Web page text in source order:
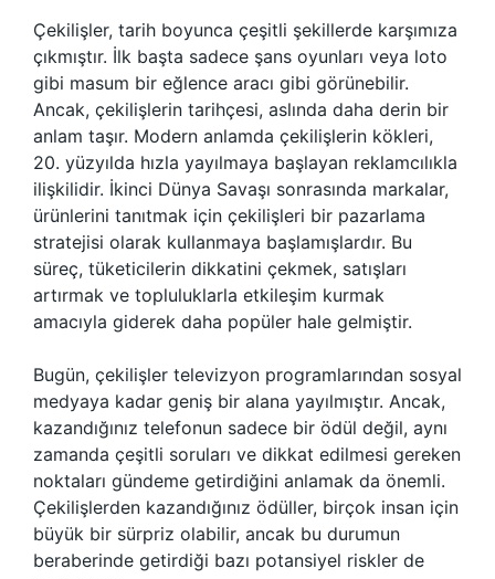
Çekilişler, tarih boyunca çeşitli şekillerde karşımıza
çıkmıştır. İlk başta sadece şans oyunları veya loto
gibi masum bir eğlence aracı gibi görünebilir.
Ancak, çekilişlerin tarihçesi, aslında daha derin bir
anlam taşır. Modern anlamda çekilişlerin kökleri,
20. yüzyılda hızla yayılmaya başlayan reklamcılıkla
ilişkilidir. İkinci Dünya Savaşı sonrasında markalar,
ürünlerini tanıtmak için çekilişleri bir pazarlama
stratejisi olarak kullanmaya başlamışlardır. Bu
süreç, tüketicilerin dikkatini çekmek, satışları
artırmak ve topluluklarla etkileşim kurmak
amacıyla giderek daha popüler hale gelmiştir.
Bugün, çekilişler televizyon programlarından sosyal
medyaya kadar geniş bir alana yayılmıştır. Ancak,
kazandığınız telefonun sadece bir ödül değil, aynı
zamanda çeşitli soruları ve dikkat edilmesi gereken
noktaları gündeme getirdiğini anlamak da önemli.
Çekilişlerden kazandığınız ödüller, birçok insan için
büyük bir sürpriz olabilir, ancak bu durumun
beraberinde getirdiği bazı potansiyel riskler de